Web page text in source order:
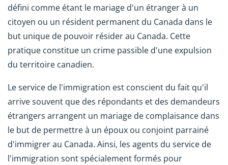
défini comme étant le mariage d'un étranger à un
citoyen ou un résident permanent du Canada dans le
but unique de pouvoir résider au Canada. Cette
pratique constitue un crime passible d'une expulsion
du territoire canadien.
Le service de l'immigration est conscient du fait qu'il
arrive souvent que des répondants et des demandeurs
étrangers arrangent un mariage de complaisance dans
le but de permettre à un époux ou conjoint parrainé
d'immigrer au Canada. Ainsi, les agents du service de
l'immigration sont spécialement formés pour